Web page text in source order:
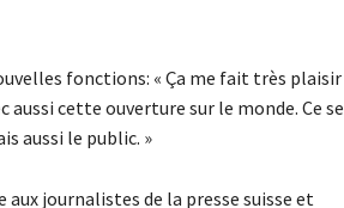
fonctions: « Ça me fait très plaisir
aussi cette ouverture sur le monde. Ce
aussi le public. »
aux journalistes de la presse suisse et